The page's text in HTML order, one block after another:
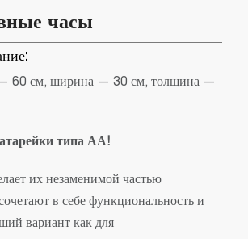
часы
60 см, ширина — 30 см, толщина —
типа АА!
их незаменимой частью
в себе функциональность и
вариант как для